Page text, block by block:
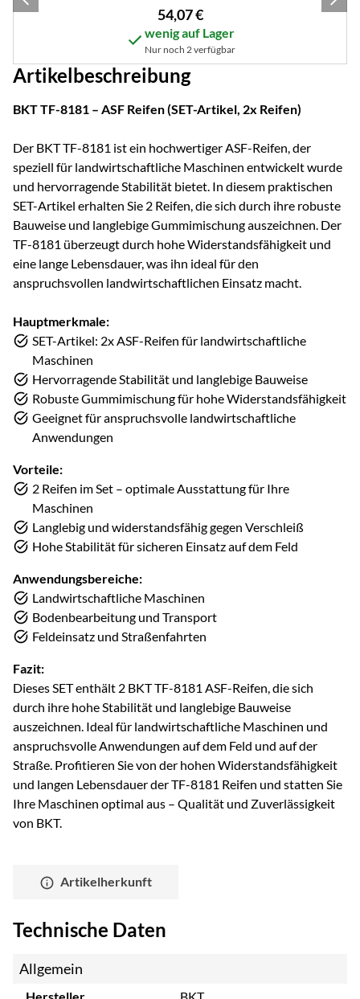
54,07€
wenig auf Lager
Nur noch 2 verfügbar
Artikelbeschreibung
BKT TF-8181 – ASF Reifen (SET-Artikel, 2x Reifen)
Der BKT TF-8181 ist ein hochwertiger ASF-Reifen, der
speziell für landwirtschaftliche Maschinen entwickelt wurde
und hervorragende Stabilität bietet. In diesem praktischen
SET-Artikel erhalten Sie 2 Reifen, die sich durch ihre robuste
Bauweise und langlebige Gummimischung auszeichnen. Der
TF-8181 überzeugt durch hohe Widerstandsfähigkeit und
eine lange Lebensdauer, was ihn ideal für den
anspruchsvollen landwirtschaftlichen Einsatz macht.
Hauptmerkmale:
SET-Artikel: 2x ASF-Reifen für landwirtschaftliche
Maschinen
Hervorragende Stabilität und langlebige Bauweise
Robuste Gummimischung für hohe Widerstandsfähigkeit
Geeignet für anspruchsvolle landwirtschaftliche
Anwendungen
Vorteile:
2 Reifen im Set – optimale Ausstattung für Ihre
Maschinen
Langlebig und widerstandsfähig gegen Verschleiß
Hohe Stabilität für sicheren Einsatz auf dem Feld
Anwendungsbereiche:
Landwirtschaftliche Maschinen
Bodenbearbeitung und Transport
Feldeinsatz und Straßenfahrten
Fazit:
Dieses SET enthält 2 BKT TF-8181 ASF-Reifen, die sich
durch ihre hohe Stabilität und langlebige Bauweise
auszeichnen. Ideal für landwirtschaftliche Maschinen und
anspruchsvolle Anwendungen auf dem Feld und auf der
Straße. Profitieren Sie von der hohen Widerstandsfähigkeit
und langen Lebensdauer der TF-8181 Reifen und statten Sie
Ihre Maschinen optimal aus – Qualität und Zuverlässigkeit
von BKT.
Artikelherkunft
Technische Daten
Allgemein